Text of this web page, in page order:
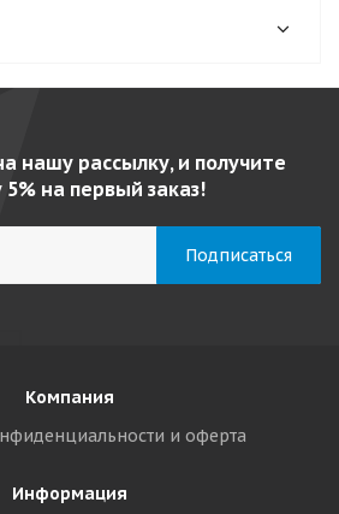
нашу рассылку, и получите
5% на первый заказ!
Компания
и оферта
Информация